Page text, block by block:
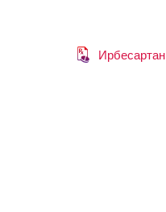
Ирбесартан